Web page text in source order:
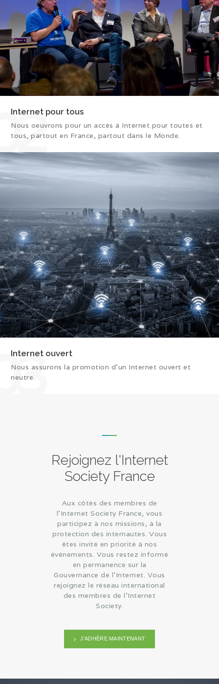
Internet pour tous
Nous oeuvrons pour un accès à Internet pour toutes et
tous, partout en France, partout dans le Monde.
Internet ouvert
Nous assurons la promotion d’un Internet ouvert et
neutre.
Rejoignez l'Internet
Society France
Aux côtés des membres de
l'Internet Society France, vous
participez à nos missions, à la
protection des internautes. Vous
êtes invité en priorité à nos
événements. Vous restez informé
en permanence sur la
Gouvernance de l'Internet. Vous
rejoignez le réseau international
des membres de l'Internet
Society.
J'ADHÈRE MAINTENANT